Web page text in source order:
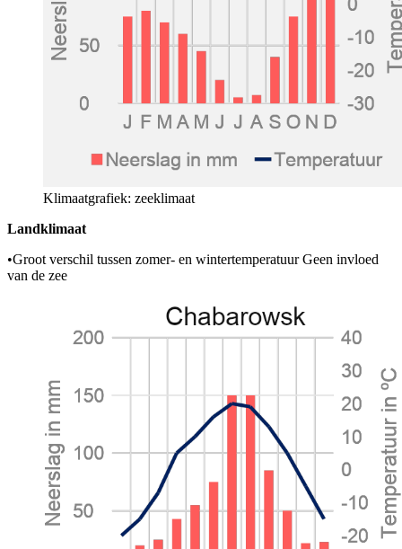
Klimaatgrafiek: zeeklimaat
Landklimaat
•Groot verschil tussen zomer- en wintertemperatuur Geen invloed
van de zee